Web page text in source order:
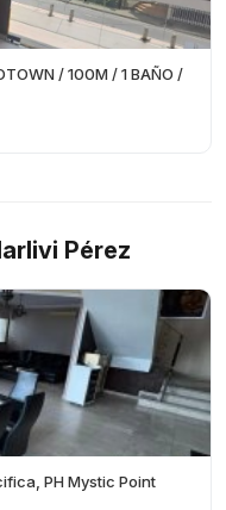
/ 100M / 1 BAÑO /
Pérez
PH Mystic Point